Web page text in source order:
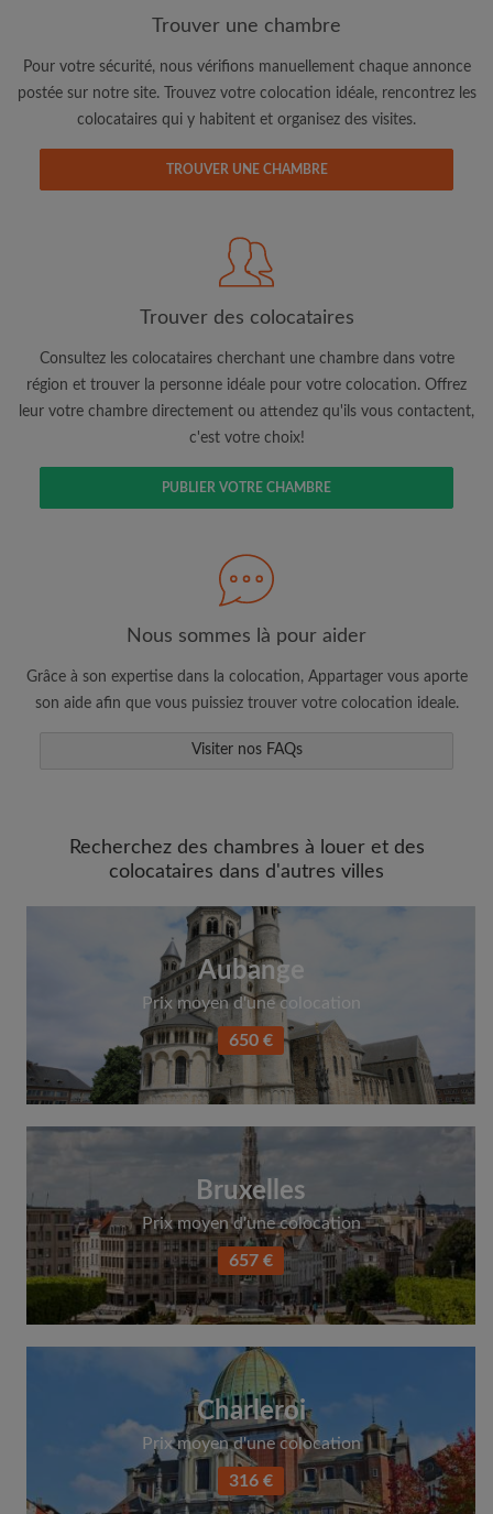
Adresse email
J'ai lu, compris et accepte les Conditions d'utilisation
Confidentialité
CRÉER PROFIL
Je souhaite recevoir des offres exclusives et des mises à
jour du compte par e-mail
Faites une recherche selon ce qui vous
semble important
Consultez les chambres et les profils des
Sauvegardez vos recherches
Faites vos demandes de visites
Faites part aux propriétaires et aux
Trouver une chambre
Pour votre sécurité, nous vérifions manuellement chaque annonce
postée sur notre site. Trouvez votre colocation idéale, rencontrez les
colocataires qui y habitent et organisez des visites.
TROUVER UNE CHAMBRE
Trouver des colocataires
Consultez les colocataires cherchant une chambre dans votre
région et trouver la personne idéale pour votre colocation. Offrez
leur votre chambre directement ou attendez qu'ils vous contactent,
c'est votre choix!
PUBLIER VOTRE CHAMBRE
Nous sommes là pour aider
Grâce à son expertise dans la colocation, Appartager vous aporte
son aide afin que vous puissiez trouver votre colocation ideale.
Visiter nos FAQs
Recherchez des chambres à louer et des
colocataires dans d'autres villes
Aubange
Prix moyen d'une colocation
650 €
Bruxelles
Prix moyen d'une colocation
657 €
Charleroi
Prix moyen d'une colocation
316 €